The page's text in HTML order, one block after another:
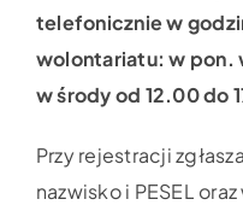
telefonicznie w
wolontariatu: w pon.
w środy od 12.00 do
Przy rejestracji
nazwisko i PESEL